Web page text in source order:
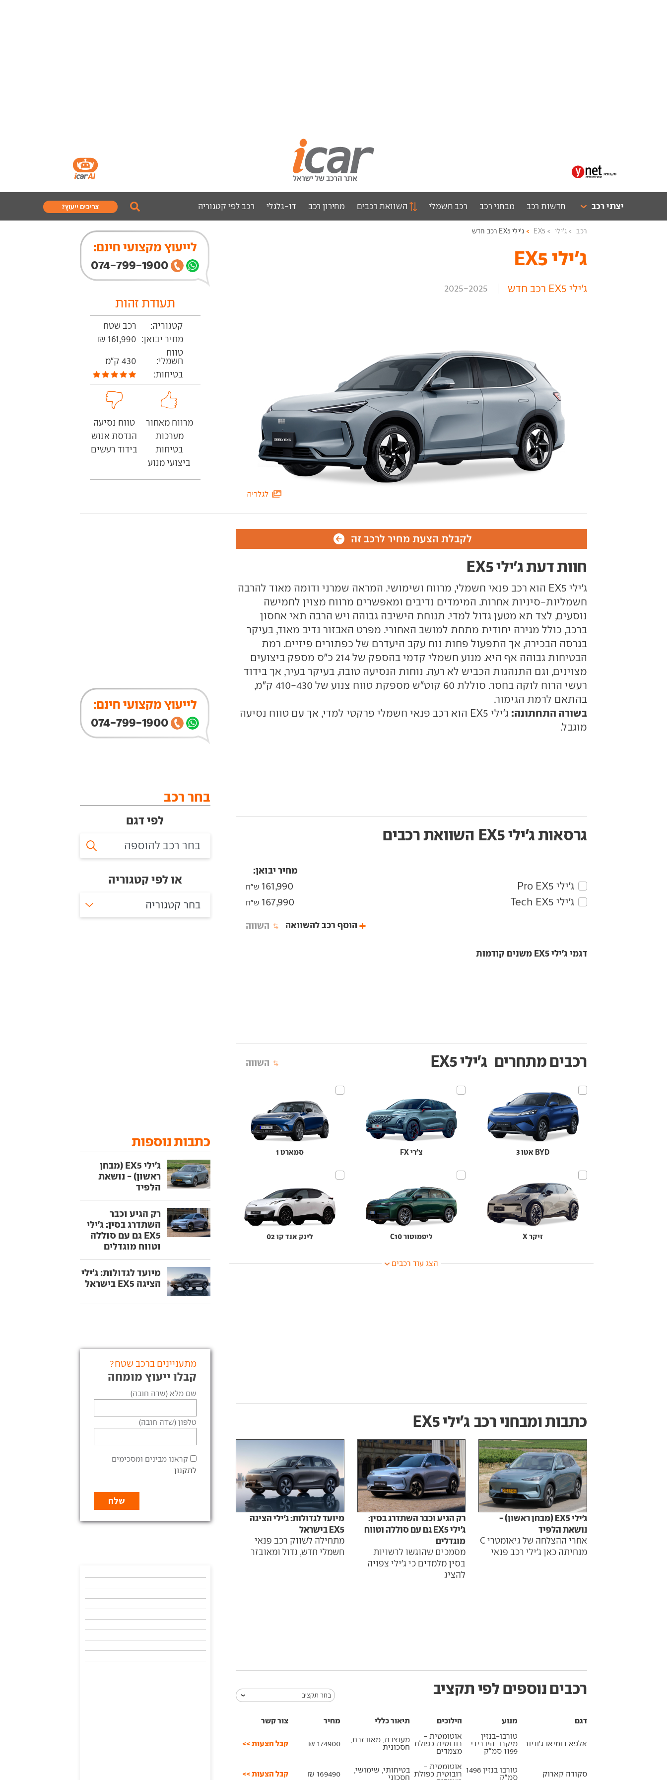
יצרני רכב חדשות רכב מבחני רכב רכב חשמלי השוואת רכבים מחירון רכב דו-גלגלי רכב לפי קטגוריה צריכים ייעוץ?
רכב ג'ילי EX5 ג'ילי EX5 רכב חדש
לייעוץ מקצועי חינם:
ג'ילי EX5 ‏
ג'ילי EX5 רכב חדש 2025-2025
לגלריה
תעודת זהות
קטגוריה:
רכב שטח
מחיר יבואן:
טווח
חשמלי:
בטיחות:
מרווח מאחור
מערכות
בטיחות
ביצועי מנוע
טווח נסיעה
הנדסת אנוש
בידוד רעשים
לקבלת הצעת מחיר לרכב זה
חוות דעת ג'ילי EX5
ג'ילי EX5 הוא רכב פנאי חשמלי, מרווח ושימושי. המראה שמרני ודומה מאוד להרבה
חשמליות-סיניות אחרות. המימדים נדיבים ומאפשרים מרווח מצוין לחמישה
נוסעים, לצד תא מטען גדול למדי. תנוחת הישיבה גבוהה ויש הרבה תאי אחסון
ברכב, כולל מגירה יחודית מתחת למושב האחורי. מפרט האבזור נדיב מאוד, בעיקר
בגרסה הבכירה, אך התפעול פחות נוח עקב היעדרם של כפתורים פיזיים. רמת
הבטיחות גבוהה אף היא. מנוע חשמלי קדמי בהספק של 214 כ"ס מספק ביצועים
מצוינים, וגם התנהגות הכביש לא רעה. נוחות הנסיעה טובה, בעיקר בעיר, אך בידוד
רעשי הרוח לוקה בחסר. סוללת 60 קוט"ש מספקת טווח צנוע של 410-430 ק"מ,
בהתאם לרמת הגימור.
בשורה התחתונה:
ג'ילי EX5 הוא רכב פנאי חשמלי פרקטי למדי, אך עם טווח נסיעה
מוגבל.
גרסאות ג'ילי EX5 השוואת רכבים
מחיר יבואן:
ג'ילי‏ EX5‏ Pro 161,990 ש"ח
ג'ילי‏ EX5‏ Tech 167,990 ש"ח
השווה הוסף רכב להשוואה
דגמי ג'ילי EX5 משנים קודמות
רכבים מתחרים ג'ילי EX5 השווה
BYD אטו 3 צ'רי FX סמארט 1
זיקר X ליפמוטור C10 לינק אנד קו 02
הצג עוד רכבים
כתבות ומבחני רכב ג'ילי EX5
ג'ילי EX5 (מבחן ראשון) -
נושאת הלפיד
אחרי ההצלחה של גיאומטרי C
מנחיתה כאן ג'ילי רכב פנאי
רק הגיע וכבר השתדרג בסין:
ג'ילי EX5 גם עם סוללה וטווח
מוגדלים
מסמכים שהוגשו לרשויות
בסין מלמדים כי ג'ילי צפויה
להציג
מיועד לגדולות: ג'ילי הציגה
EX5 בישראל
מתחילה לשווק רכב פנאי
חשמלי חדש, גדול ומאובזר
רכבים נוספים לפי תקציב בחר תקציב
דגם מנוע הילוכים תיאור כללי מחיר צור קשר
אלפא רומיאו ג'וניור
טורבו-בנזין
מיקרו-היברידי
1199 סמ״ק
אוטומטית -
רובוטית כפולת
מצמדים
מעוצבת, מאובזרת,
חסכונית 174900 ₪ קבל הצעות >>
סקודה קארוק טורבו בנזין 1498
סמ״ק
אוטומטית -
רובוטית כפולת בטיחותי, שימושי,
חסכוני 169490 ₪ קבל הצעות >>
לייעוץ מקצועי חינם:
074-799-1900
בחר רכב
לפי דגם
או לפי קטגוריה
בחר קטגוריה
כתבות נוספות
ג'ילי EX5 (מבחן
ראשון) - נושאת
הלפיד
רק הגיע וכבר
השתדרג בסין: ג'ילי
EX5 גם עם סוללה
וטווח מוגדלים
מיועד לגדולות: ג'ילי
הציגה EX5 בישראל
מתעניינים ברכב שטח?
קבלו ייעוץ מומחה
שם מלא (שדה חובה)
טלפון (שדה חובה)
קראנו מבינים ומסכימים
לתקנון